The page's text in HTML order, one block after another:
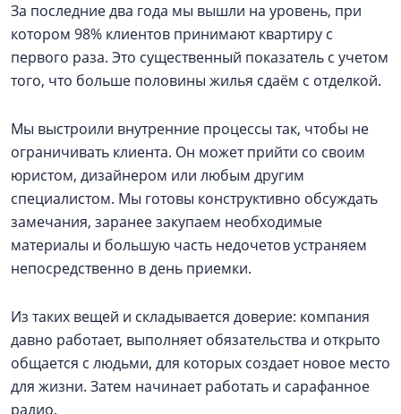
За последние два года мы вышли на уровень, при
котором 98% клиентов принимают квартиру с
первого раза. Это существенный показатель с учетом
того, что больше половины жилья сдаём с отделкой.
Мы выстроили внутренние процессы так, чтобы не
ограничивать клиента. Он может прийти со своим
юристом, дизайнером или любым другим
специалистом. Мы готовы конструктивно обсуждать
замечания, заранее закупаем необходимые
материалы и большую часть недочетов устраняем
непосредственно в день приемки.
Из таких вещей и складывается доверие: компания
давно работает, выполняет обязательства и открыто
общается с людьми, для которых создает новое место
для жизни. Затем начинает работать и сарафанное
радио.